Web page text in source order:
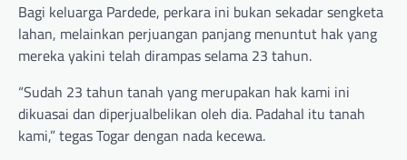
Bagi keluarga Pardede, perkara ini bukan sekadar sengketa
lahan, melainkan perjuangan panjang menuntut hak yang
mereka yakini telah dirampas selama 23 tahun.
“Sudah 23 tahun tanah yang merupakan hak kami ini
dikuasai dan diperjualbelikan oleh dia. Padahal itu tanah
kami,” tegas Togar dengan nada kecewa.